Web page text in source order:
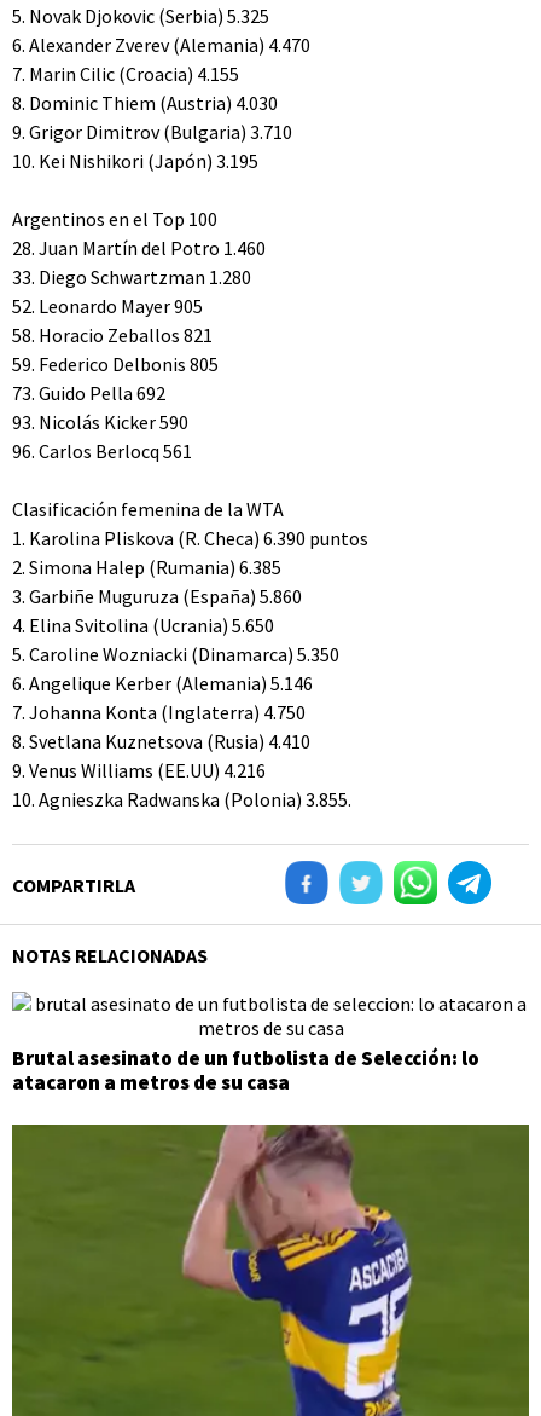
5. Novak Djokovic (Serbia) 5.325
6. Alexander Zverev (Alemania) 4.470
7. Marin Cilic (Croacia) 4.155
8. Dominic Thiem (Austria) 4.030
9. Grigor Dimitrov (Bulgaria) 3.710
10. Kei Nishikori (Japón) 3.195
Argentinos en el Top 100
28. Juan Martín del Potro 1.460
33. Diego Schwartzman 1.280
52. Leonardo Mayer 905
58. Horacio Zeballos 821
59. Federico Delbonis 805
73. Guido Pella 692
93. Nicolás Kicker 590
96. Carlos Berlocq 561
Clasificación femenina de la WTA
1. Karolina Pliskova (R. Checa) 6.390 puntos
2. Simona Halep (Rumania) 6.385
3. Garbiñe Muguruza (España) 5.860
4. Elina Svitolina (Ucrania) 5.650
5. Caroline Wozniacki (Dinamarca) 5.350
6. Angelique Kerber (Alemania) 5.146
7. Johanna Konta (Inglaterra) 4.750
8. Svetlana Kuznetsova (Rusia) 4.410
9. Venus Williams (EE.UU) 4.216
10. Agnieszka Radwanska (Polonia) 3.855.
COMPARTIRLA
NOTAS RELACIONADAS
Brutal asesinato de un futbolista de Selección: lo
atacaron a metros de su casa